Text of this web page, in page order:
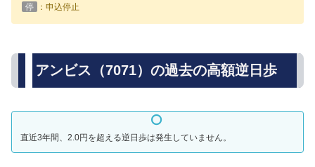
停
：申込停止
アンビス（7071）の過去の高額逆日歩
直近3年間、2.0円を超える逆日歩は発生していません。